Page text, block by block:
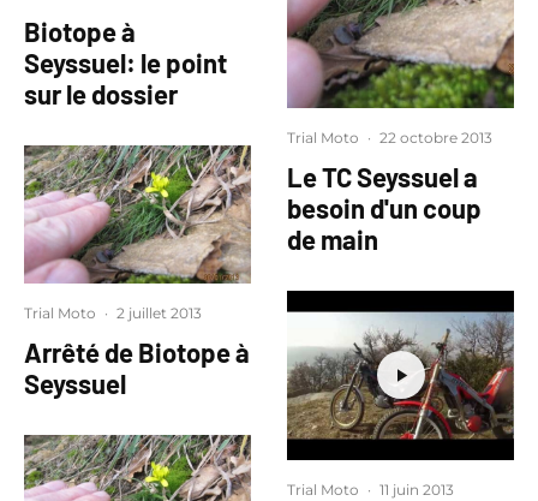
Biotope à
Seyssuel: le point
sur le dossier
Trial Moto · 2 juillet 2013
Arrêté de Biotope à
Seyssuel
Trial Moto · 22 octobre 2013
Le TC Seyssuel a
besoin d'un coup
de main
Trial Moto · 11 juin 2013